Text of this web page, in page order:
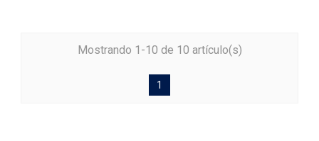
Mostrando 1-10 de 10 artículo(s)
1